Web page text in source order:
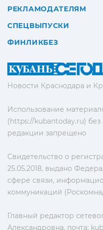
Новости Краснодара и
Использование
(https://kubantoday.ru) без
редакции запрещено
Свидетельство о
25.05.2018, выдано
сфере связи,
коммуникаций
Главный редактор
Александровна, почта:
РЕКЛАМОДАТЕЛЯМ
СПЕЦВЫПУСКИ
ФИНЛИКБЕЗ